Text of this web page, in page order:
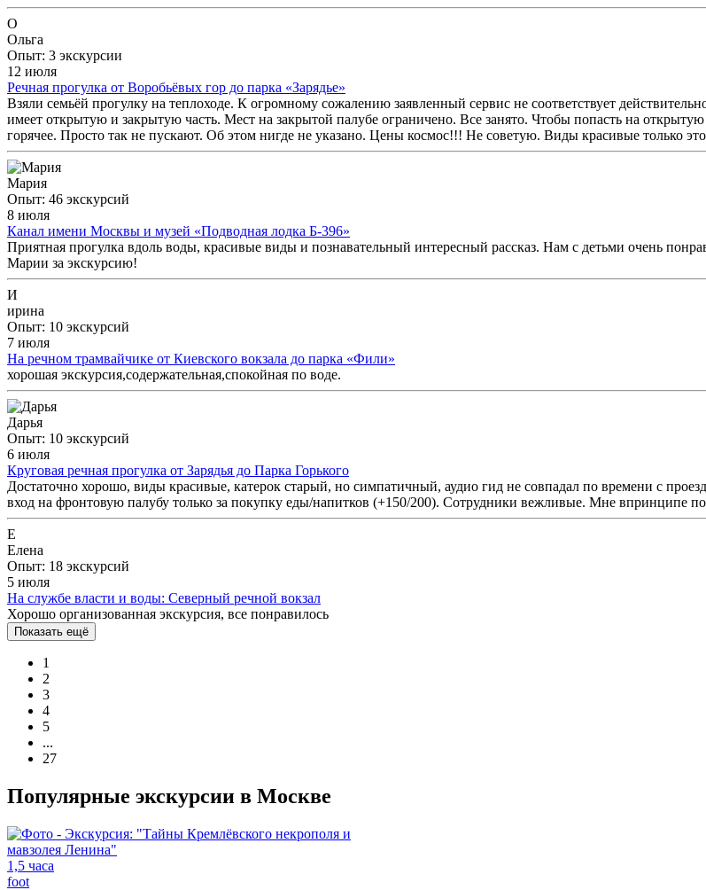
О
Ольга
Опыт: 3 экскурсии
12 июля
Речная прогулка от Воробьёвых гор до парка «Зарядье»
Взяли семьёй прогулку на теплоходе. К огромному сожалению заявленный сервис не соответствует
имеет открытую и закрытую часть. Мест на закрытой палубе ограничено. Все занято. Чтобы попасть на
горячее. Просто так не пускают. Об этом нигде не указано. Цены космос!!! Не советую. Виды красивые только
Мария
Опыт: 46 экскурсий
8 июля
Канал имени Москвы и музей «Подводная лодка Б-396»
Приятная прогулка вдоль воды, красивые виды и познавательный интересный рассказ. Нам с детьми очень
Марии за экскурсию!
И
ирина
Опыт: 10 экскурсий
7 июля
На речном трамвайчике от Киевского вокзала до парка «Фили»
хорошая экскурсия,содержательная,спокойная по воде.
Дарья
Опыт: 10 экскурсий
6 июля
Круговая речная прогулка от Зарядья до Парка Горького
Достаточно хорошо, виды красивые, катерок старый, но симпатичный, аудио гид не совпадал по времени с
вход на фронтовую палубу только за покупку еды/напитков (+150/200). Сотрудники вежливые. Мне впринципе
Е
Елена
Опыт: 18 экскурсий
5 июля
На службе власти и воды: Северный речной вокзал
Хорошо организованная экскурсия, все понравилось
Показать ещё
1
2
3
4
5
...
27
Популярные экскурсии в Москве
1,5 часа
foot